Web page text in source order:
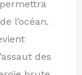
l’océan.
des